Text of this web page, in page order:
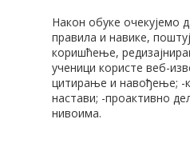
Након обуке очекујемо
правила и навике,
коришћење,
ученици користе веб-
цитирање и навођење; -
настави; -проактивно
нивоима.